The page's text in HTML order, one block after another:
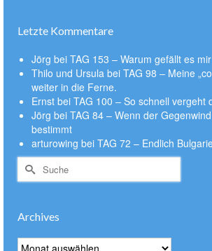
Letzte Kommentare
Jörg bei TAG 153 – Warum gefällt es
Thilo und Ursula bei TAG 98 – Meine
weiter in die Ferne.
Ernst bei TAG 100 – So schnell vergeht
Jörg bei TAG 84 – Wenn der
bestimmt
arturowing bei TAG 72 – Endlich
Suche
nach:
Archives
Archives